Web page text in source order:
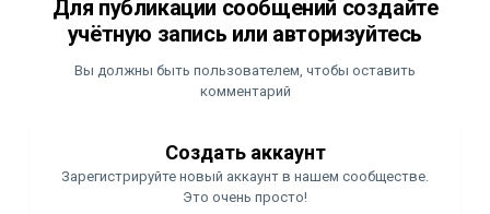
Для публикации сообщений создайте
учётную запись или авторизуйтесь
Вы должны быть пользователем, чтобы оставить
комментарий
Создать аккаунт
Зарегистрируйте новый аккаунт в нашем сообществе.
Это очень просто!